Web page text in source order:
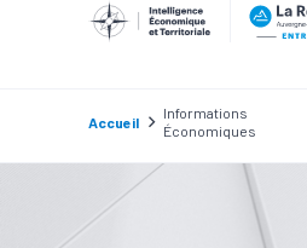
Accueil
Informations
Économiques